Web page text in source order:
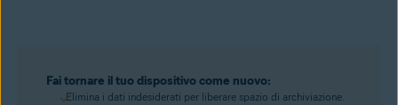
Fai tornare il tuo dispositivo come nuovo:
Elimina i dati indesiderati per liberare spazio di archiviazione.